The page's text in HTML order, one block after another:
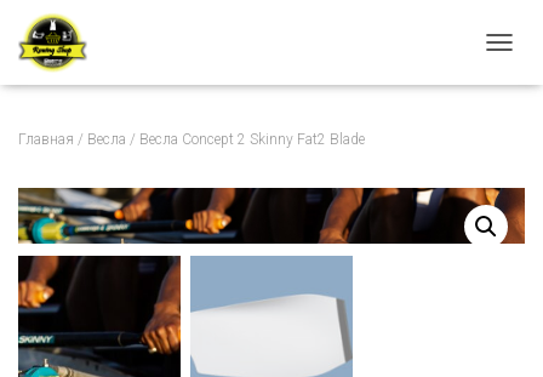
Главная / Весла / Весла Concept 2 Skinny Fat2 Blade